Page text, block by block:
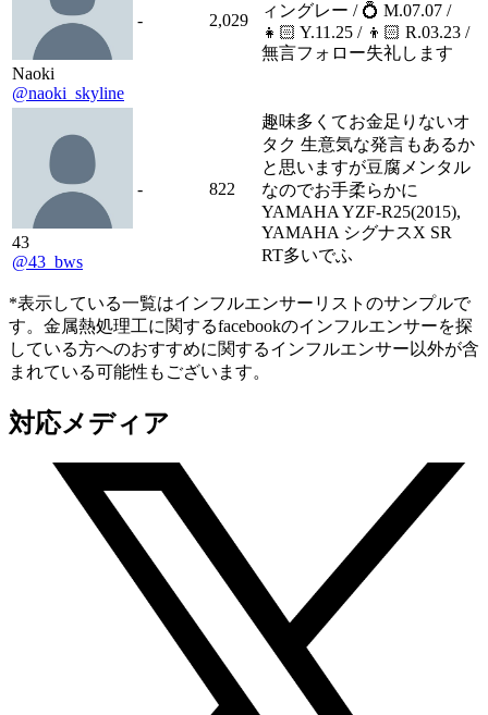
Naoki
@naoki_skyline
- 2,029
ィングレー / 💍 M.07.07 /
👧🏻 Y.11.25 / 👦🏻 R.03.23 /
無言フォロー失礼します
43
@43_bws
- 822
趣味多くてお金足りないオ
タク 生意気な発言もあるか
と思いますが豆腐メンタル
なのでお手柔らかに
YAMAHA YZF-R25(2015),
YAMAHA シグナスX SR
RT多いでふ
*表示している一覧はインフルエンサーリストのサンプルで
す。金属熱処理工に関するfacebookのインフルエンサーを探
している方へのおすすめに関するインフルエンサー以外が含
まれている可能性もございます。
対応メディア